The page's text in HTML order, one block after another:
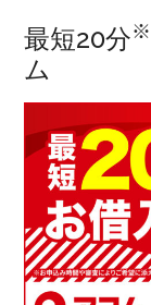
最短20分※
ム